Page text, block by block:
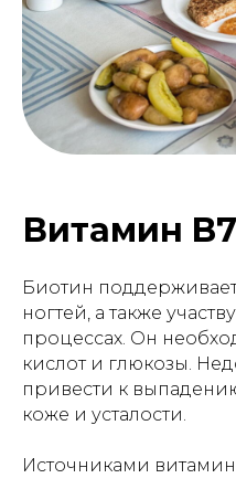
Витамин
Биотин
ногтей, а также
процессах. Он
кислот и глюкозы.
привести к
коже и усталости.
Источниками